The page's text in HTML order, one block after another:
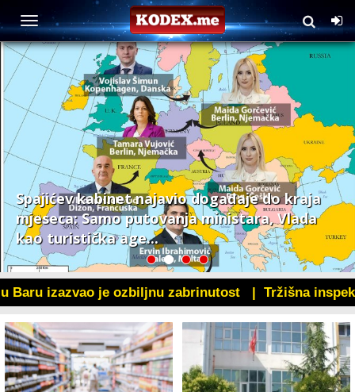
Spajićev kabinet najavio događaje do kraja
mjeseca: Samo putovanja ministara, Vlada
kao turistička age...
je ozbiljnu zabrinutost |Tržišna inspekcija